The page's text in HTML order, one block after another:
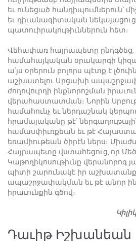
եւ ունեցած հանդիպումներուն՝
եւ դիւանագիտական
պատուիրակութիւններուն հետ։
Վեհափառ հայրապետը ընդգծեց,
համահայկական օրակարգի
ա՛յս օրերուն բոլորս պէտք է
աշխատելու Արցախի
ժողովուրդի ինքնորոշման
վերահաստատման։ Նորին
համահունչ եւ ներդաշնակ
հրամայականը թէ՛
համասփիւռքեան եւ թէ
եռամիութեան ծիրէն ներս։
Հայրապետը վստահեցուց, որ
Կաթողիկոսութիւնը վերանորոգ
պիտի շարունակէ իր
ապաշրջափակման եւ թէ անոր
իրաւունքին գծով։
Դաւիթ Իշխանեան